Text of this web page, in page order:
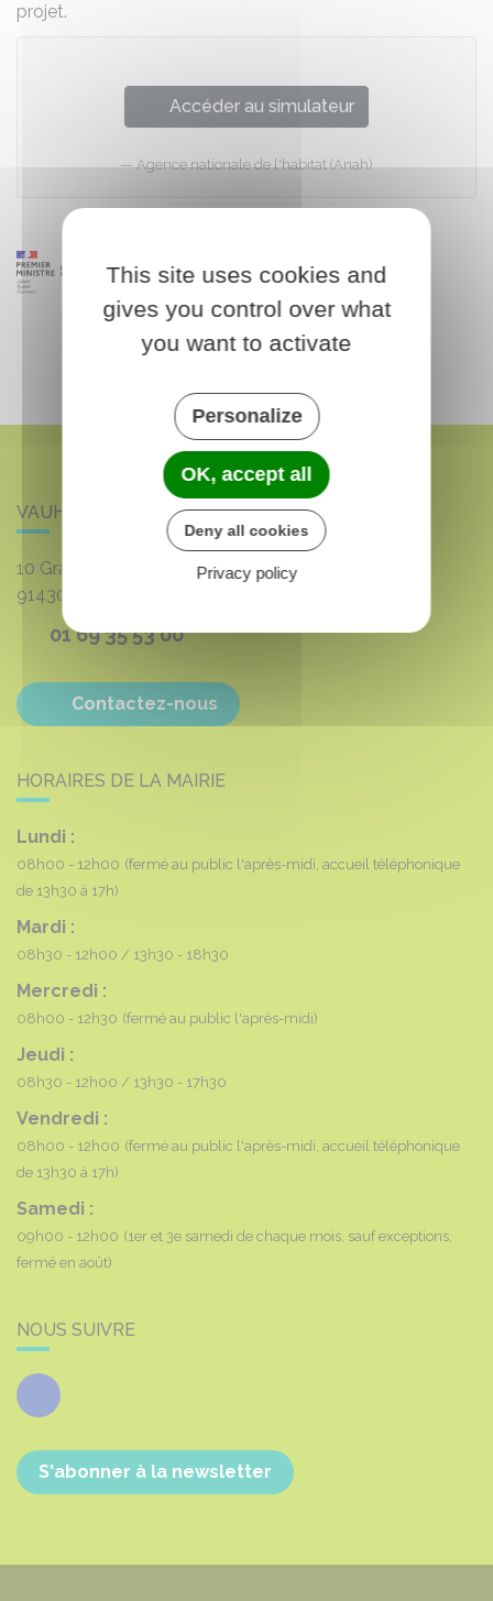
projet.
Accéder au simulateur
Agence nationale de l'habitat (Anah)
VAUHALLAN
10 Grande rue du 8 mai 1945
91430
01 69 35 53 00
Contactez-nous
HORAIRES DE LA MAIRIE
Lundi :
08h00 - 12h00 (fermé au public l'après-midi, accueil téléphonique
de 13h30 à 17h)
Mardi :
08h30 - 12h00 13h30 - 18h30
Mercredi :
08h00 - 12h30 (fermé au public l'après-midi)
Jeudi :
08h30 - 12h00 13h30 - 17h30
Vendredi :
08h00 - 12h00 (fermé au public l'après-midi, accueil téléphonique
de 13h30 à 17h)
Samedi :
09h00 - 12h00 (1er et 3e samedi de chaque mois, sauf exceptions,
fermé en août)
NOUS SUIVRE
Facebook
S'abonner à la newsletter
This site uses cookies and
gives you control over what
you want to activate
Personalize
OK, accept all
Deny all cookies
Privacy policy